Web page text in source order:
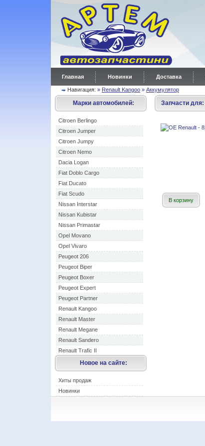
Главная Новинки Доставка
Навигация: » Renault Kangoo » Аккумулятор
Марки автомобилей:
Citroen Berlingo
Citroen Jumper
Citroen Jumpy
Citroen Nemo
Dacia Logan
Fiat Doblo Cargo
Fiat Ducato
Fiat Scudo
Nissan Interstar
Nissan Kubistar
Nissan Primastar
Opel Movano
Opel Vivaro
Peugeot 206
Peugeot Biper
Peugeot Boxer
Peugeot Expert
Peugeot Partner
Renault Kangoo
Renault Master
Renault Megane
Renault Sandero
Renault Trafic II
Новое на сайте:
Хиты продаж
Новинки
Запчасти для:
В корзину